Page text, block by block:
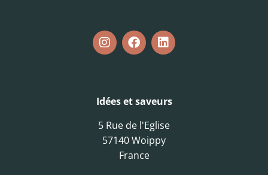
Idées et saveurs
5 Rue de l'Eglise
57140 Woippy
France